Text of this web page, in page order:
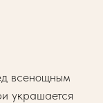
всенощным
украшается